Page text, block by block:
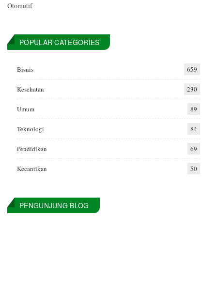
Otomotif
POPULAR CATEGORIES
Bisnis 659
Kesehatan 230
Umum 89
Teknologi 84
Pendidikan 69
Kecantikan 50
PENGUNJUNG BLOG